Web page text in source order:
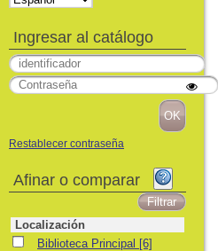
Ingresar al catálogo
Restablecer contraseña
Afinar o comparar
Localización
Biblioteca Principal
Biblioteca Principal [6]